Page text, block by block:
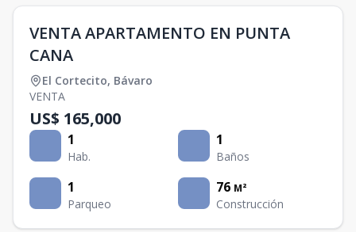
VENTA APARTAMENTO EN PUNTA
CANA
El Cortecito, Bávaro
VENTA
US$ 165,000
1
Hab.
1
Baños
1
Parqueo
76 M²
Construcción